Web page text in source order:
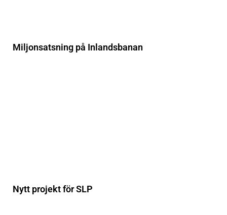
Miljonsatsning på Inlandsbanan
Nytt projekt för SLP